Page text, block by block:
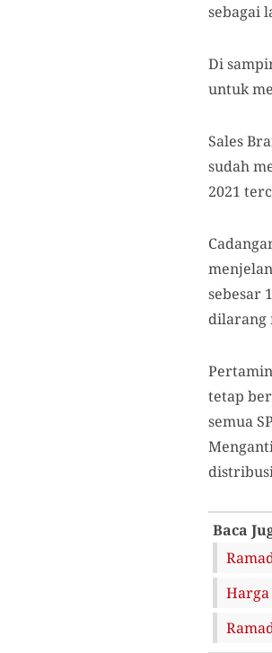
sebagai
Di
untuk
Sales
sudah
2021
sebesar
dilarang
tetap
semua
Baca
Harga